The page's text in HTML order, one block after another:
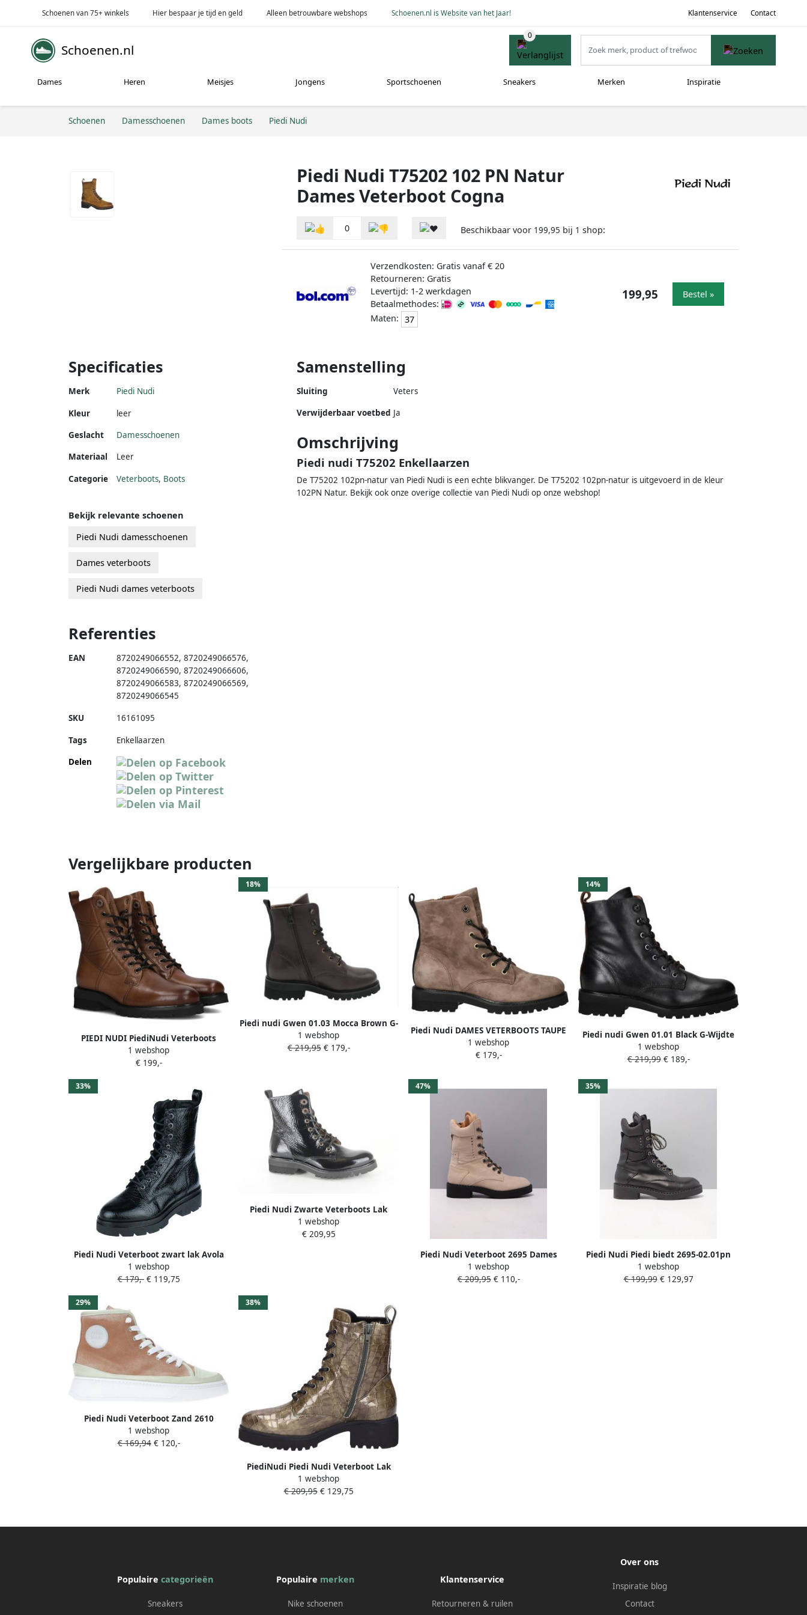
Schoenen van 75+ winkels Hier bespaar je tijd en geld Alleen betrouwbare webshops Schoenen.nl is Website van het Jaar! Klantenservice Contact
Schoenen.nl
Dames Heren Meisjes Jongens Sportschoenen Sneakers Merken Inspiratie
Schoenen Damesschoenen Dames boots Piedi Nudi
Piedi Nudi T75202 102 PN Natur
Dames Veterboot Cogna
0 Beschikbaar voor 199,95 bij 1 shop:
Verzendkosten: Gratis vanaf € 20
Retourneren: Gratis
Levertijd: 1-2 werkdagen
Betaalmethodes:
Maten: 37
199,95 Bestel »
Specificaties
Merk Piedi Nudi
Kleur
leer
Geslacht
Damesschoenen
Materiaal
Leer
Categorie Veterboots, Boots
Samenstelling
Sluiting
Veters
Verwijderbaar voetbed Ja
Omschrijving
Piedi nudi T75202 Enkellaarzen
De T75202 102pn-natur van Piedi Nudi is een echte blikvanger. De T75202 102pn-natur is uitgevoerd in de kleur
102PN Natur. Bekijk ook onze overige collectie van Piedi Nudi op onze webshop!
Bekijk relevante schoenen
Piedi Nudi damesschoenen
Dames veterboots
Piedi Nudi dames veterboots
Referenties
EAN 8720249066552, 8720249066576,
8720249066590, 8720249066606,
8720249066583, 8720249066569,
8720249066545
SKU 16161095
Tags
Enkellaarzen
Delen
Vergelijkbare producten
PIEDI NUDI PiediNudi Veterboots
Dames 634232 Maat: 37 Materiaal:
Leer Kleur: Cognac
1 webshop
€ 199,-
18%
Piedi nudi Gwen 01.03 Mocca Brown G-
Wijdte
1 webshop
€ 219,95€ 179,-
Piedi Nudi DAMES VETERBOOTS TAUPE
GWEN 01.02 ACERO TAUPE
1 webshop
€ 179,-
14%
Piedi nudi Gwen 01.01 Black G-Wijdte
1 webshop
€ 219,99€ 189,-
33%
Piedi Nudi Veterboot zwart lak Avola
1 webshop
€ 179,-€ 119,75
Piedi Nudi Zwarte Veterboots Lak
Wijdte G
1 webshop
€ 209,95
47%
Piedi Nudi Veterboot 2695 Dames
Beige
1 webshop
€ 209,95€ 110,-
35%
Piedi Nudi Piedi biedt 2695-02.01pn
zwart Dames
1 webshop
€ 199,99€ 129,97
29%
Piedi Nudi Veterboot Zand 2610
1 webshop
€ 169,94€ 120,-
38%
PiediNudi Piedi Nudi Veterboot Lak
Taupe
1 webshop
€ 209,95€ 129,75
Populairecategorieën
Sneakers
Populaire merken
Nike schoenen
Klantenservice
Retourneren & ruilen
Over ons
Inspiratie blog
Contact